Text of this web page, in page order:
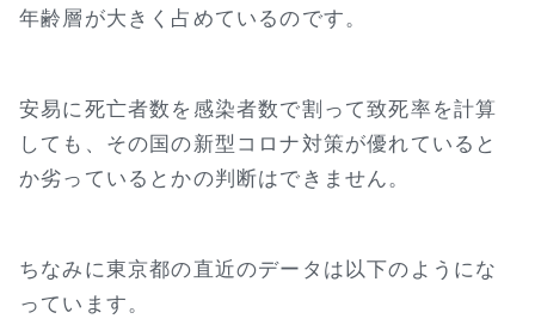
年齢層が大きく占めているのです。
安易に死亡者数を感染者数で割って致死率を計算
しても、その国の新型コロナ対策が優れていると
か劣っているとかの判断はできません。
ちなみに東京都の直近のデータは以下のようにな
っています。